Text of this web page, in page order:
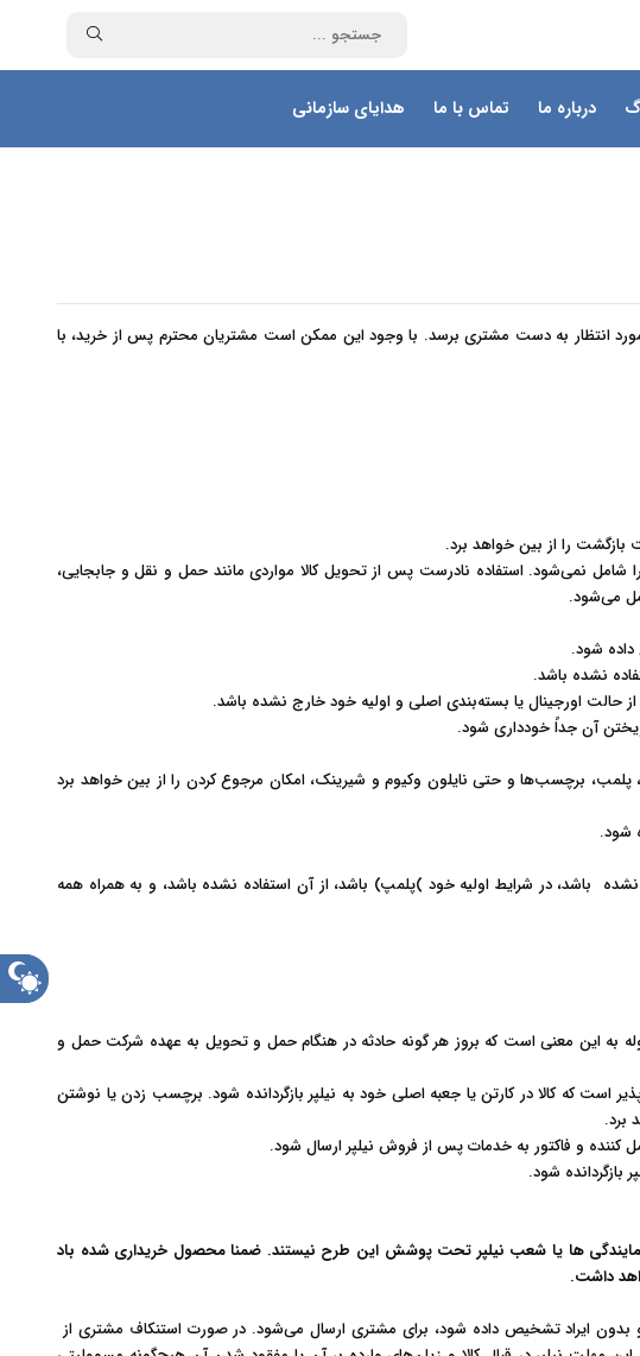
درباره ما تماس با ما هدایای سازمانی
انتظار به دست مشتری برسد. با وجود این ممکن است مشتریان محترم پس از خرید، با
را از بین خواهد برد.
شامل نمی‏‏‌شود. استفاده نادرست پس از تحویل کالا مواردی مانند حمل و نقل و جابجایی،
می‌شود.
.
نشده باشد.
اورجینال یا بسته‌بندی اصلی و اولیه خود خارج نشده باشد.
آن جداً خودداری شود.
پلمب، برچسب‌ها و حتی نایلون وکیوم و شیرینک، امکان مرجوع کردن را از بین خواهد برد
.
نشده باشد، در شرایط اولیه خود(پلمپ) باشد، از آن استفاده نشده باشد، و به همراه همه
به این معنی است که بروز هر گونه حادثه در هنگام حمل و تحویل به عهده شرکت حمل و
که کالا در کارتن یا جعبه اصلی خود به نیلپر بازگردانده شود. برچسب زدن یا نوشتن
برد.
و فاکتور به خدمات پس از فروش نیلپر ارسال شود.
شود.
نمایندگی ها یا شعب نیلپر تحت پوشش این طرح نیستند. ضمنا محصول خریداری شده باد
داشت.
ایراد تشخیص داده شود، برای مشتری ارسال می‌شود. در صورت استنکاف مشتری از
حالت
شب